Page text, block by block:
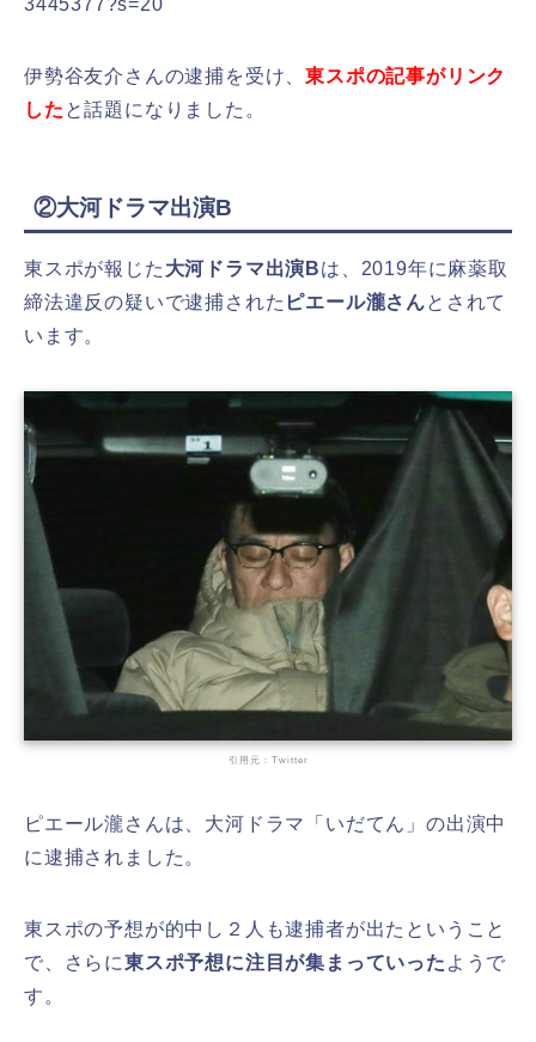
伊勢谷友介さんの逮捕を受け、東スポの記事がリンク
した と話題になりました。
②大河ドラマ出演B
東スポが報じた 大河ドラマ出演Bは、2019年に麻薬取
締法違反の疑いで逮捕された ピエール瀧さんとされて
います。
引用元：Twitter
ピエール瀧さんは、大河ドラマ「いだてん」の出演中
に逮捕されました。
東スポの予想が的中し２人も逮捕者が出たということ
で、さらに東スポ予想に注目が集まっていった ようで
す。